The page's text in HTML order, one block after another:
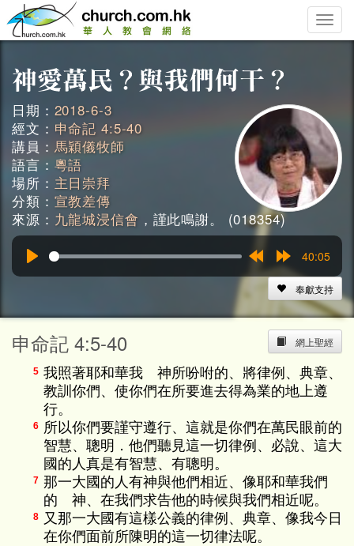
Toggle
日期： 2018-6-3
經文： 申命記 4:5-40
講員： 馬穎儀牧師
語言： 粵語
場所： 主日崇拜
分類： 宣教差傳
來源： 九龍城浸信會 ，謹此鳴謝。 (018354)
RewindForward
15s
40:05
奉獻支持
網上聖經
申命記 4:5-40
5 我照著耶和華我 神所吩咐的、將律例、典章、
教訓你們、使你們在所要進去得為業的地上遵
行。
6 所以你們要謹守遵行、這就是你們在萬民眼前的
智慧、聰明．他們聽見這一切律例、必說、這大
國的人真是有智慧、有聰明。
7 那一大國的人有神與他們相近、像耶和華我們
的 神、在我們求告他的時候與我們相近呢。
8 又那一大國有這樣公義的律例、典章、像我今日
在你們面前所陳明的這一切律法呢。